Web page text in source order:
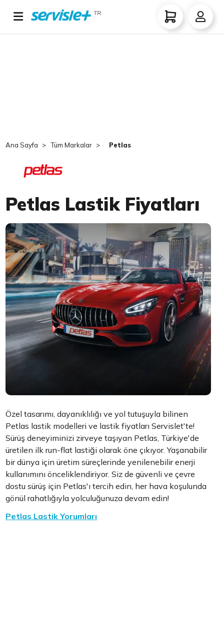
TR
Ana Sayfa Tüm Markalar Petlas
Petlas Lastik Fiyatları
Özel tasarımı, dayanıklılığı ve yol tutuşuyla bilinen
Petlas lastik modelleri ve lastik fiyatları Servislet'te!
Sürüş deneyiminizi zirveye taşıyan Petlas, Türkiye'de
üretilen ilk run-flat lastiği olarak öne çıkıyor. Yaşanabilir
bir dünya için üretim süreçlerinde yenilenebilir enerji
kullanımını önceliklendiriyor. Siz de güvenli ve çevre
dostu sürüş için Petlas'ı tercih edin, her hava koşulunda
gönül rahatlığıyla yolculuğunuza devam edin!
Petlas Lastik Yorumları